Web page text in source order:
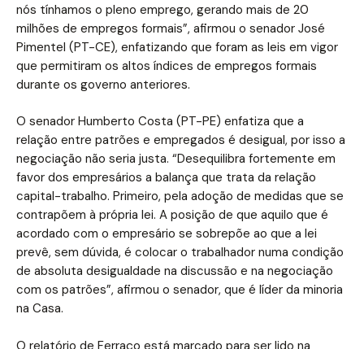
nós tínhamos o pleno emprego, gerando mais de 20
milhões de empregos formais”, afirmou o senador José
Pimentel (PT-CE), enfatizando que foram as leis em vigor
que permitiram os altos índices de empregos formais
durante os governo anteriores.
O senador Humberto Costa (PT-PE) enfatiza que a
relação entre patrões e empregados é desigual, por isso a
negociação não seria justa. “Desequilibra fortemente em
favor dos empresários a balança que trata da relação
capital-trabalho. Primeiro, pela adoção de medidas que se
contrapõem à própria lei. A posição de que aquilo que é
acordado com o empresário se sobrepõe ao que a lei
prevê, sem dúvida, é colocar o trabalhador numa condição
de absoluta desigualdade na discussão e na negociação
com os patrões”, afirmou o senador, que é líder da minoria
na Casa.
O relatório de Ferraço está marcado para ser lido na